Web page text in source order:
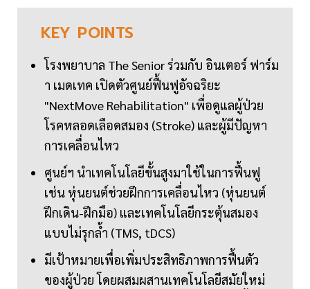
KEY POINTS
โรงพยาบาล The Senior ร่วมกับ อินเตอร์ ฟาร์ม
า เมดเทค เปิดตัวศูนย์ฟื้นฟูอัจฉริยะ
"NextMove Rehabilitation" เพื่อดูแลผู้ป่วย
โรคหลอดเลือดสมอง (Stroke) และผู้มีปัญหา
การเคลื่อนไหว
ศูนย์ฯ นำเทคโนโลยีขั้นสูงมาใช้ในการฟื้นฟู
เช่น หุ่นยนต์ช่วยฝึกการเคลื่อนไหว (หุ่นยนต์
ฝึกเดิน-ฝึกมือ) และเทคโนโลยีกระตุ้นสมอง
แบบไม่รุกล้ำ (TMS, tDCS)
มีเป้าหมายเพื่อเพิ่มประสิทธิภาพการฟื้นตัว
ของผู้ป่วย โดยผสมผสานเทคโนโลยีสมัยใหม่